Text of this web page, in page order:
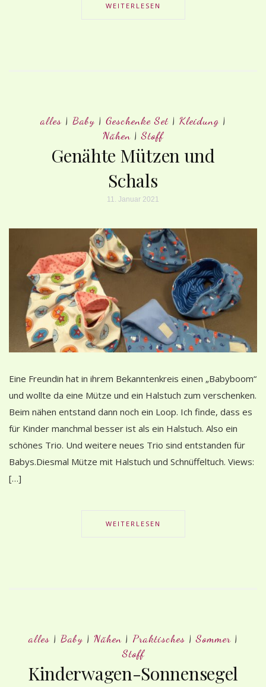
WEITERLESEN
alles| Baby| Geschenke Set | Kleidung|
Nähen |Stoff
Genähte Mützen und
Schals
11. Januar 2021
Eine Freundin hat in ihrem Bekanntenkreis einen „Babyboom“
und wollte da eine Mütze und ein Halstuch zum verschenken.
Beim nähen entstand dann noch ein Loop. Ich finde, dass es
für Kinder manchmal besser ist als ein Halstuch. Also ein
schönes Trio. Und weitere neues Trio sind entstanden für
Babys.Diesmal Mütze mit Halstuch und Schnüffeltuch. Views:
[…]
WEITERLESEN
alles| Baby| Nähen| Praktisches|Sommer|
Stoff
Kinderwagen-Sonnensegel